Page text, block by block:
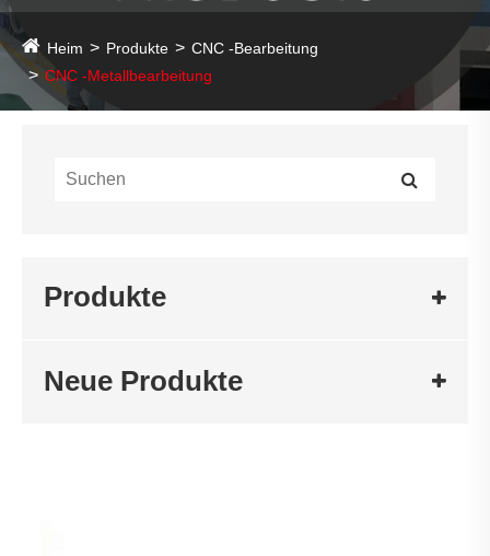
Heim Produkte
CNC -Bearbeitung
CNC -Metallbearbeitung
Produkte
Neue Produkte